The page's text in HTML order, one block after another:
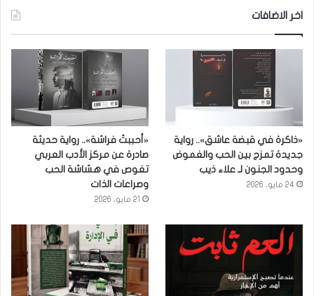
اخر الاضافات
«ذاكرة في قبضة عاشق».. رواية
جديدة تمزج بين الحب والغموض
وحدود الجنون لـ علاء ذيب
24 مايو، 2026
«أحببتُ فراشة».. رواية حديثة
صادرة عن مركز الأدب العربي
تغوص في هشاشة الحب
وصراعات الذات
21 مايو، 2026